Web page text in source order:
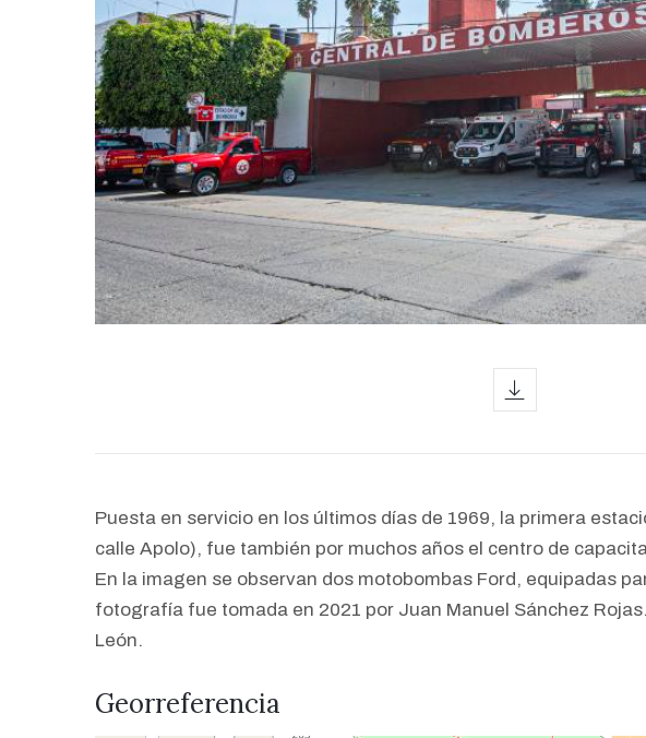
Puesta en servicio en los últimos días de 1969, la primera
calle Apolo), fue también por muchos años el centro de
En la imagen se observan dos motobombas Ford, equipadas
fotografía fue tomada en 2021 por Juan Manuel Sánchez
León.
Georreferencia